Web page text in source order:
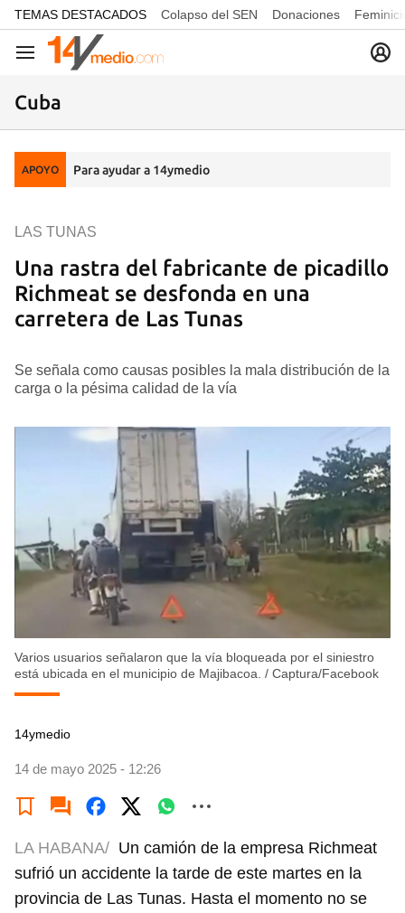
common.go-to-content
TEMAS DESTACADOS Colapso del SEN Donaciones
Navegación
Cuba
APOYO Para ayudar a 14ymedio
Una rastra del fabricante de picadillo
Richmeat se desfonda en una
carretera de Las Tunas
LAS TUNAS
Se señala como causas posibles la mala distribución de la
carga o la pésima calidad de la vía
Varios usuarios señalaron que la vía bloqueada por el siniestro
está ubicada en el municipio de Majibacoa. / Captura/Facebook
14ymedio
14 de mayo 2025 - 12:26
LA HABANA/ Un camión de la empresa Richmeat
sufrió un accidente la tarde de este martes en la
provincia de Las Tunas. Hasta el momento no se